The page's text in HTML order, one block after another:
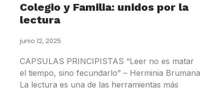
Colegio y Familia: unidos por la
lectura
junio 12, 2025
CAPSULAS PRINCIPISTAS “Leer no es matar
el tiempo, sino fecundarlo” – Herminia Brumana
La lectura es una de las herramientas más